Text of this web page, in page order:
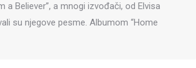
a Believer”, a mnogi izvođači, od Elvisa
su njegove pesme. Albumom “Home